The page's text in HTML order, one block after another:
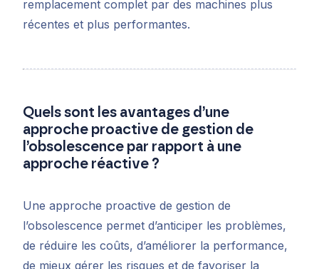
remplacement complet par des machines plus
récentes et plus performantes.
Quels sont les avantages d’une
approche proactive de gestion de
l’obsolescence par rapport à une
approche réactive ?
Une approche proactive de gestion de
l’obsolescence permet d’anticiper les problèmes,
de réduire les coûts, d’améliorer la performance,
de mieux gérer les risques et de favoriser la